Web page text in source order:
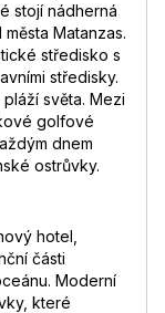
stojí nádherná
Matanzas.
středisko s
středisky.
světa. Mezi
golfové
dnem
ostrůvky.
hotel,
části
Moderní
které